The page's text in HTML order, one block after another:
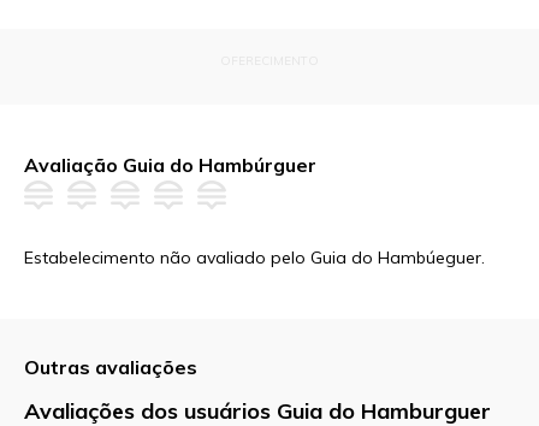
Avaliação Guia do Hambúrguer
Estabelecimento não avaliado pelo Guia do Hambúeguer.
Outras avaliações
Avaliações dos usuários Guia do Hamburguer